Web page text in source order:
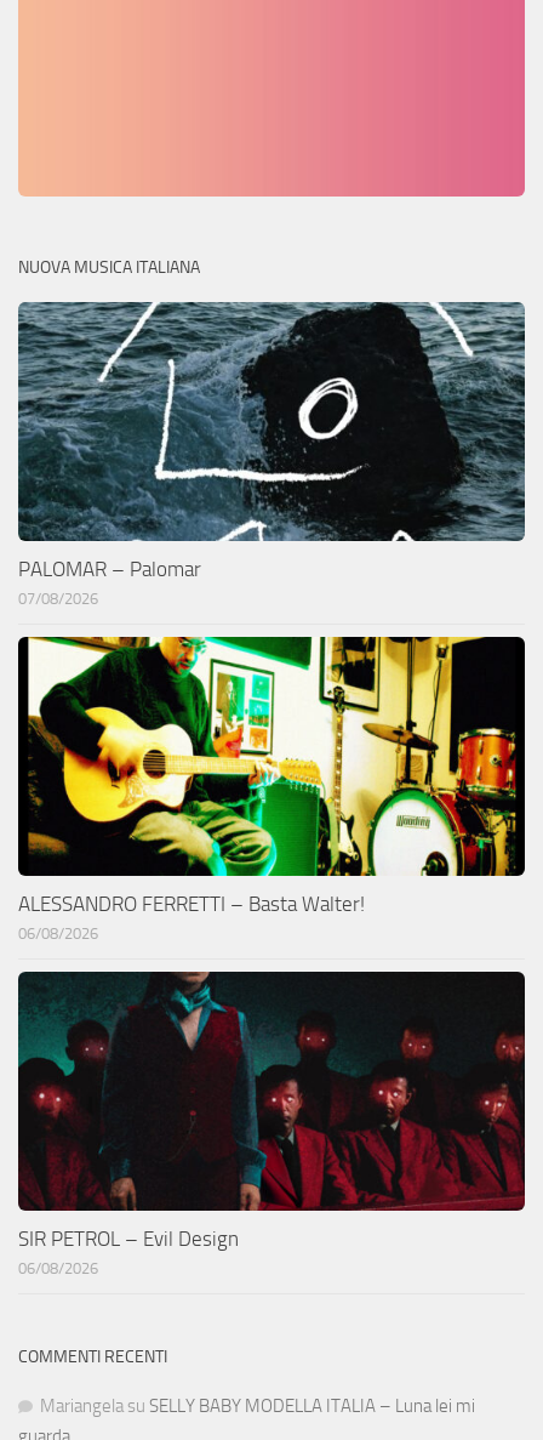
NUOVA MUSICA ITALIANA
PALOMAR – Palomar
07/08/2026
ALESSANDRO FERRETTI – Basta Walter!
06/08/2026
SIR PETROL – Evil Design
06/08/2026
COMMENTI RECENTI
Mariangela su SELLY BABY MODELLA ITALIA – Luna lei mi